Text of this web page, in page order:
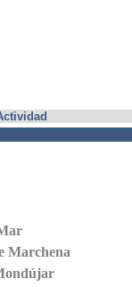
Marchena